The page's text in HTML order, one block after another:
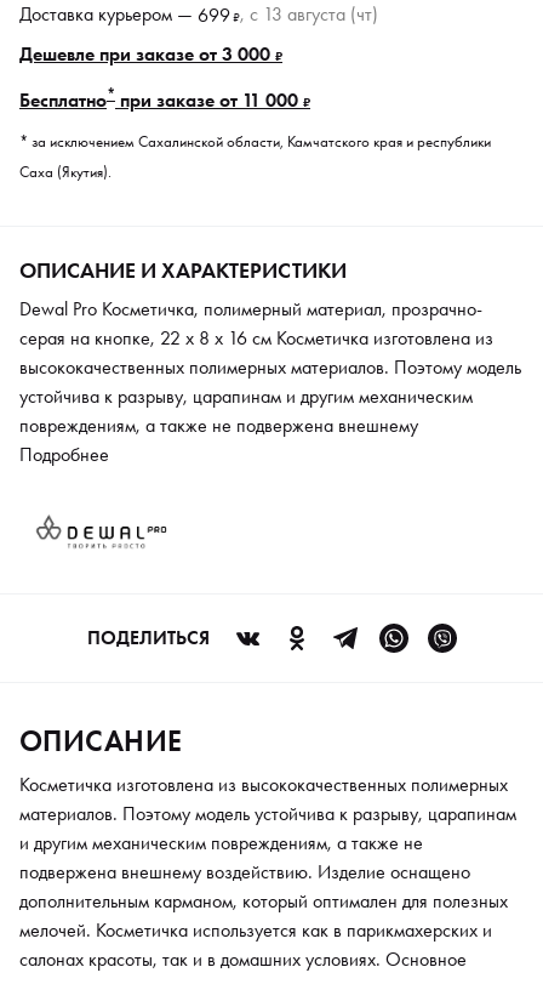
Доставка курьером — 699₽, c 13 августа (чт)
Дешевле при заказе от 3 000 ₽
Бесплатно* при заказе от 11 000 ₽
* за исключением Сахалинской области, Камчатского края и республики
Саха (Якутия).
ОПИСАНИЕ И ХАРАКТЕРИСТИКИ
Dewal Pro Косметичка, полимерный материал, прозрачно-
серая на кнопке, 22 х 8 х 16 см Косметичка изготовлена из
высококачественных полимерных материалов. Поэтому модель
устойчива к разрыву, царапинам и другим механическим
повреждениям, а также не подвержена внешнему
воздействию. Изделие оснащено дополнительным карманом,
используется как в парикмахерских и салонах красоты, так и в
домашних условиях. Основное отделение предназначено для
Подробнее
ПОДЕЛИТЬСЯ
ОПИСАНИЕ
Косметичка изготовлена из высококачественных полимерных
материалов. Поэтому модель устойчива к разрыву, царапинам
и другим механическим повреждениям, а также не
подвержена внешнему воздействию. Изделие оснащено
дополнительным карманом, который оптимален для полезных
мелочей. Косметичка используется как в парикмахерских и
салонах красоты, так и в домашних условиях. Основное